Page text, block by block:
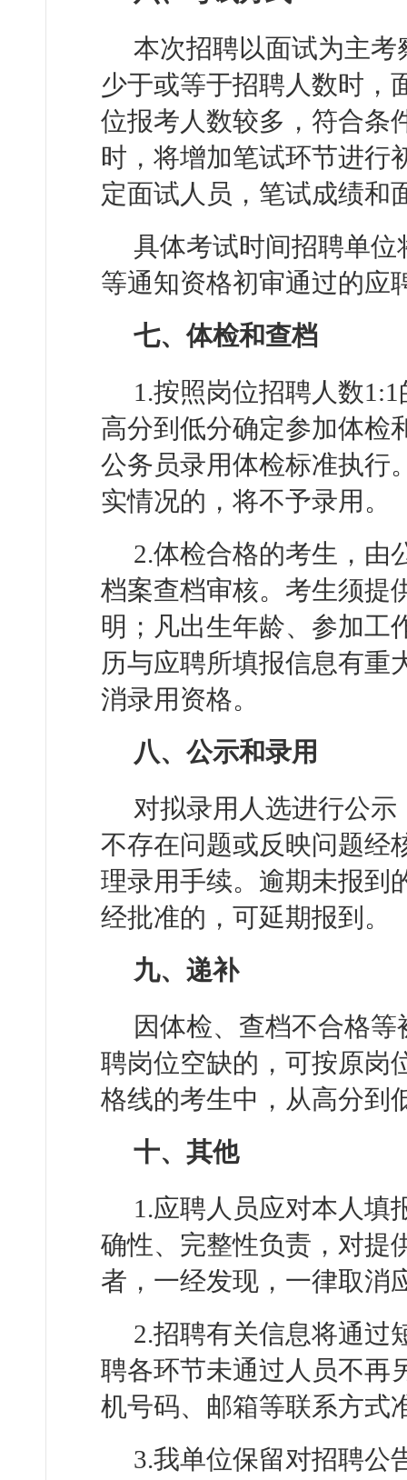
本次招聘以面试为主
少于或等于招聘人数时，
位报考人数较多，符合条
时，将增加笔试环节进行
定面试人员，笔试成绩和
具体考试时间招聘单
等通知资格初审通过的应
七、体检和查档
1.按照岗位招聘人数
高分到低分确定参加体检
公务员录用体检标准执行
实情况的，将不予录用。
2.体检合格的考生，由
档案查档审核。考生须提
明；凡出生年龄、参加工
历与应聘所填报信息有重
消录用资格。
八、公示和录用
对拟录用人选进行公
不存在问题或反映问题经
理录用手续。逾期未报到
经批准的，可延期报到。
九、递补
因体检、查档不合格
聘岗位空缺的，可按原岗
格线的考生中，从高分到
十、其他
1.应聘人员应对本人填
确性、完整性负责，对提
者，一经发现，一律取消
2.招聘有关信息将通过
聘各环节未通过人员不再
机号码、邮箱等联系方式
3.我单位保留对招聘公